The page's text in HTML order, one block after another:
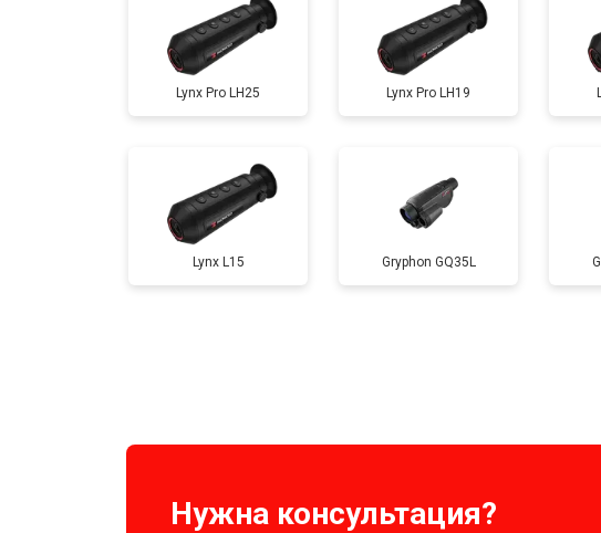
Lynx Pro LH25 Lynx Pro LH19
Lynx L15 Gryphon GQ35L
Нужна консультация?